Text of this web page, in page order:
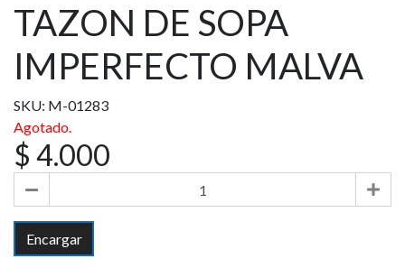
TAZON DE SOPA
IMPERFECTO MALVA
SKU: M-01283
Agotado.
$ 4.000
Encargar